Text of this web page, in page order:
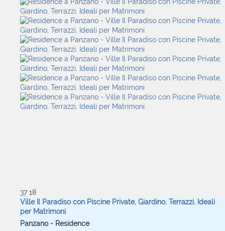
37 18
Ville Il Paradiso con Piscine Private, Giardino, Terrazzi, Ideali
per Matrimoni
Panzano - Residence